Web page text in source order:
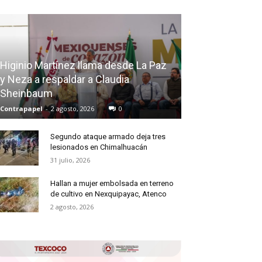
Higinio Martínez llama desde La Paz
y Neza a respaldar a Claudia
Sheinbaum
Contrapapel - 2 agosto, 2026 0
Segundo ataque armado deja tres
lesionados en Chimalhuacán
31 julio, 2026
Hallan a mujer embolsada en terreno
de cultivo en Nexquipayac, Atenco
2 agosto, 2026